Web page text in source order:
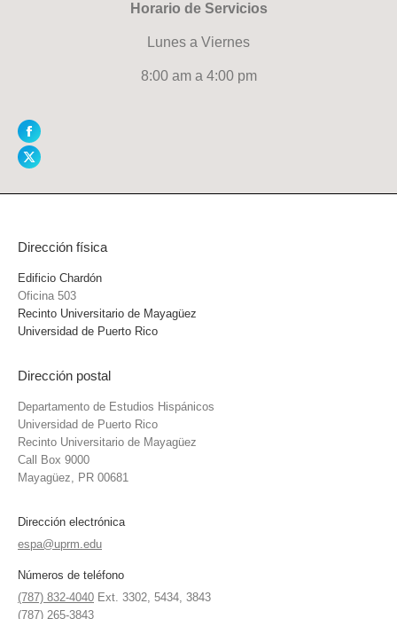
Horario de Servicios
Lunes a Viernes
8:00 am a 4:00 pm
Facebook
X
Dirección física
Edificio Chardón
Oficina 503
Recinto Universitario de Mayagüez
Universidad de Puerto Rico
Dirección postal
Departamento de Estudios Hispánicos
Universidad de Puerto Rico
Recinto Universitario de Mayagüez
Call Box 9000
Mayagüez, PR 00681
Dirección electrónica
espa@uprm.edu
Números de teléfono
(787) 832-4040 Ext. 3302, 5434, 3843
(787) 265-3843